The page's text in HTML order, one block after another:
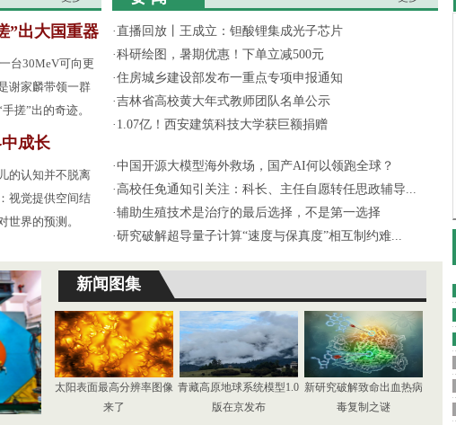
”出大国重器
台30MeV可向更
谢家麟带领一群
搓”出的奇迹。
成长
的认知并不脱离
视觉提供空间结
世界的预测。
·直播回放丨王成立：钽酸锂集成光子芯片
·科研绘图，暑期优惠！下单立减500元
·住房城乡建设部发布一重点专项申报通知
·吉林省高校黄大年式教师团队名单公示
· 1.07亿！西安建筑科技大学获巨额捐赠
·中国开源大模型海外救场，国产AI何以领跑全球？
· 高校任免通知引关注：科长、主任自愿转任思政辅导...
·辅助生殖技术是治疗的最后选择，不是第一选择
·研究破解超导量子计算“速度与保真度”相互制约难...
新闻图集
太阳表面最高分辨率图像
来了
青藏高原地球系统模型1.0
版在京发布
新研究破解致命出血热病
毒复制之谜